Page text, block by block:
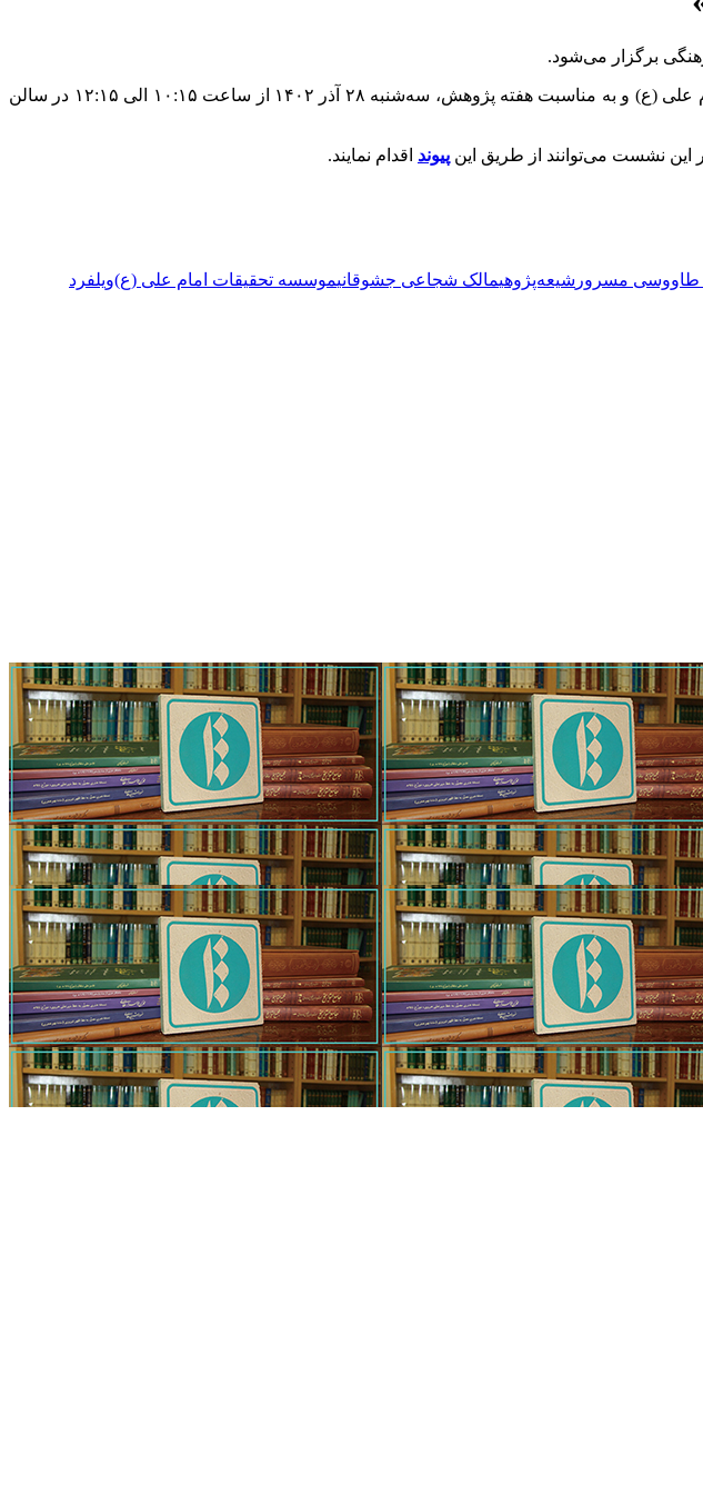
برگزار می‌شود.
میراث مکتوب- نشست «بررسی انتقادی کارنامه شیعه‌پژوهی ویلفرد مادلونگ» به همت موسسه تحقیقات امام علی (ع) و به مناسبت هفته پژوهش، سه‌شنبه ۲۸ آذر ۱۴۰۲ از ساعت ۱۰:۱۵ الی ۱۲:۱۵ در سالن
نشست می‌توانند از طریق این پیوند اقدام نمایند.
طاووسی مسرور شیعه‌پژوهیمالک شجاعی جشوقانیموسسه تحقیقات امام علی (ع)ویلفرد